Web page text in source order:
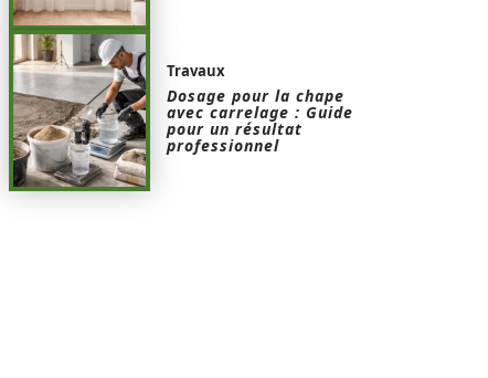
Travaux
Dosage pour la chape
avec carrelage : Guide
pour un résultat
professionnel